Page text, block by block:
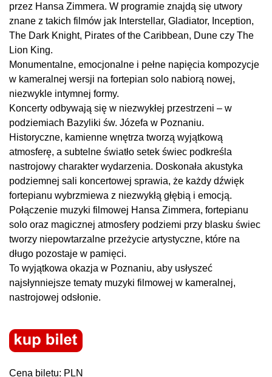
przez Hansa Zimmera. W programie znajdą się utwory
znane z takich filmów jak Interstellar, Gladiator, Inception,
The Dark Knight, Pirates of the Caribbean, Dune czy The
Lion King.
Monumentalne, emocjonalne i pełne napięcia kompozycje
w kameralnej wersji na fortepian solo nabiorą nowej,
niezwykle intymnej formy.
Koncerty odbywają się w niezwykłej przestrzeni – w
podziemiach Bazyliki św. Józefa w Poznaniu.
Historyczne, kamienne wnętrza tworzą wyjątkową
atmosferę, a subtelne światło setek świec podkreśla
nastrojowy charakter wydarzenia. Doskonała akustyka
podziemnej sali koncertowej sprawia, że każdy dźwięk
fortepianu wybrzmiewa z niezwykłą głębią i emocją.
Połączenie muzyki filmowej Hansa Zimmera, fortepianu
solo oraz magicznej atmosfery podziemi przy blasku świec
tworzy niepowtarzalne przeżycie artystyczne, które na
długo pozostaje w pamięci.
To wyjątkowa okazja w Poznaniu, aby usłyszeć
najsłynniejsze tematy muzyki filmowej w kameralnej,
nastrojowej odsłonie.
Cena biletu: PLN